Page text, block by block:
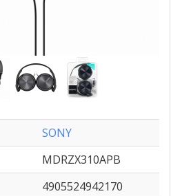
SONY
MDRZX310APB
4905524942170